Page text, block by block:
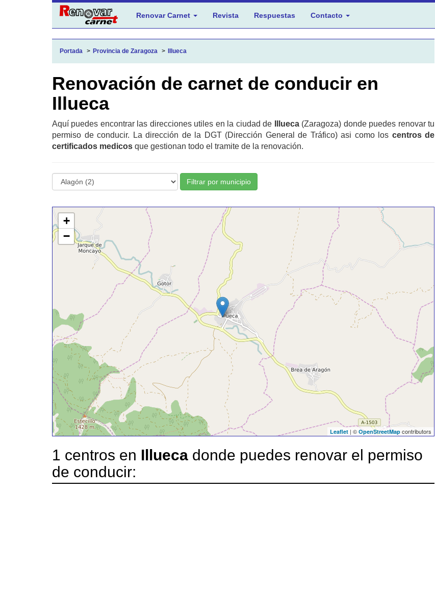
Renovar Carnet Revista Respuestas Contacto
Portada Provincia de Zaragoza Illueca
Renovación de carnet de conducir en
Illueca
Aquí puedes encontrar las direcciones utiles en la ciudad de Illueca(Zaragoza) donde puedes renovar tu
permiso de conducir. La dirección de la DGT (Dirección General de Tráfico) asi como los centros de
certificados medicos que gestionan todo el tramite de la renovación.
Filtrar por municipio
+
−
Leaflet | © OpenStreetMap contributors
1 centros en Illueca donde puedes renovar el permiso
de conducir: